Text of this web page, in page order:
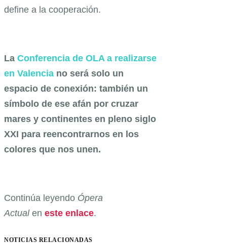
define a la cooperación.
La Conferencia de OLA a realizarse
en Valencia no será solo un
espacio de conexión: también un
símbolo de ese afán por cruzar
mares y continentes en pleno siglo
XXI para reencontrarnos en los
colores que nos unen.
Continúa leyendo Ópera
Actual en este enlace.
NOTICIAS RELACIONADAS